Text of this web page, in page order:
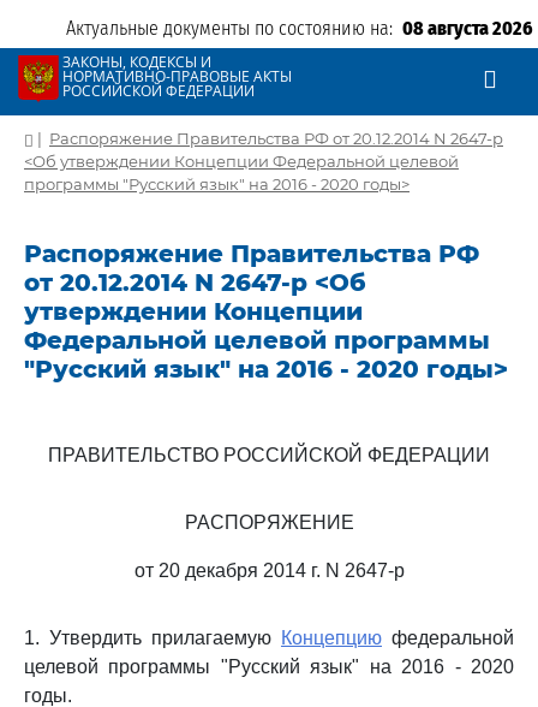
Актуальные документы по состоянию на: 08 августа 2026
ЗАКОНЫ, КОДЕКСЫ И
НОРМАТИВНО-ПРАВОВЫЕ АКТЫ
РОССИЙСКОЙ ФЕДЕРАЦИИ
| Распоряжение Правительства РФ от 20.12.2014 N 2647-р
<Об утверждении Концепции Федеральной целевой
программы "Русский язык" на 2016 - 2020 годы>
Распоряжение Правительства РФ
от 20.12.2014 N 2647-р <Об
утверждении Концепции
Федеральной целевой программы
"Русский язык" на 2016 - 2020 годы>
ПРАВИТЕЛЬСТВО РОССИЙСКОЙ ФЕДЕРАЦИИ
РАСПОРЯЖЕНИЕ
от 20 декабря 2014 г. N 2647-р
1. Утвердить прилагаемую Концепцию федеральной
целевой программы "Русский язык" на 2016 - 2020
годы.